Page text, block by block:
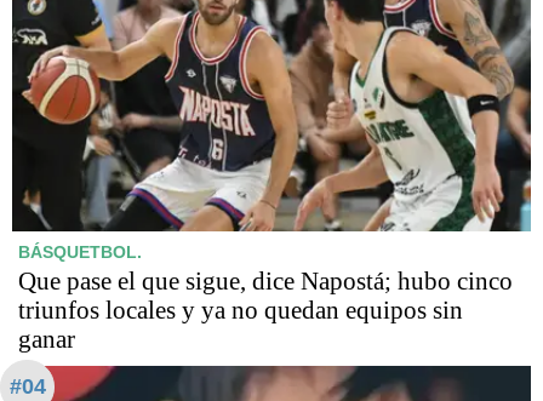
BÁSQUETBOL.
Que pase el que sigue, dice Napostá; hubo cinco
triunfos locales y ya no quedan equipos sin
ganar
#04